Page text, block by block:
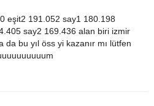
eşit2 191.052 say1 180.198
say2 169.436 alan biri izmir
da bu yıl öss yi kazanır mı lütfen